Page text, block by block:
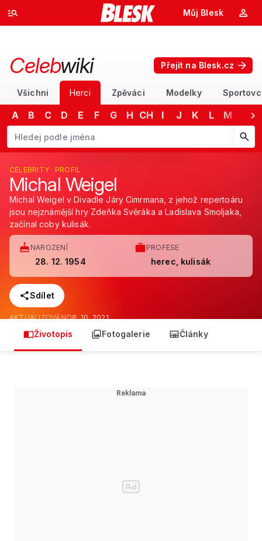
Můj Blesk
Celebwiki Přejít na Blesk.cz
Všichni Herci Zpěváci Modelky
A B C D E F G H CH I J K L M
Začněte psát jméno. Šipkami dolů a nahoru procházejte návrhy,
CELEBRITY · PROFIL
Michal Weigel
Michal Weigel v Divadle Járy Cimrmana, z jehož repertoáru
jsou nejznámější hry Zdeňka Svěráka a Ladislava Smoljaka,
začínal coby kulisák.
NAROZENÍ
28. 12. 1954
PROFESE
herec, kulisák
Sdílet
AKTUALIZOVÁNO8. 10. 2021
Životopis Fotogalerie Články